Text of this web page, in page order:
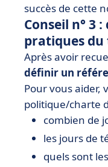
succès de cette
Conseil n° 3
pratiques
Après avoir
définir un
Pour vous aider,
politique/charte
combien de
les jours de
quels sont